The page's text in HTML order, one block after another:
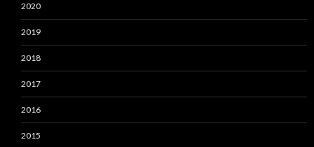
2020
2019
2018
2017
2016
2015